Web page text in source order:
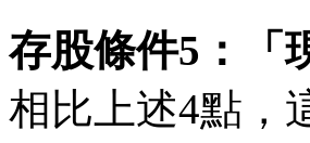
存股條件5：「
相比上述4點，